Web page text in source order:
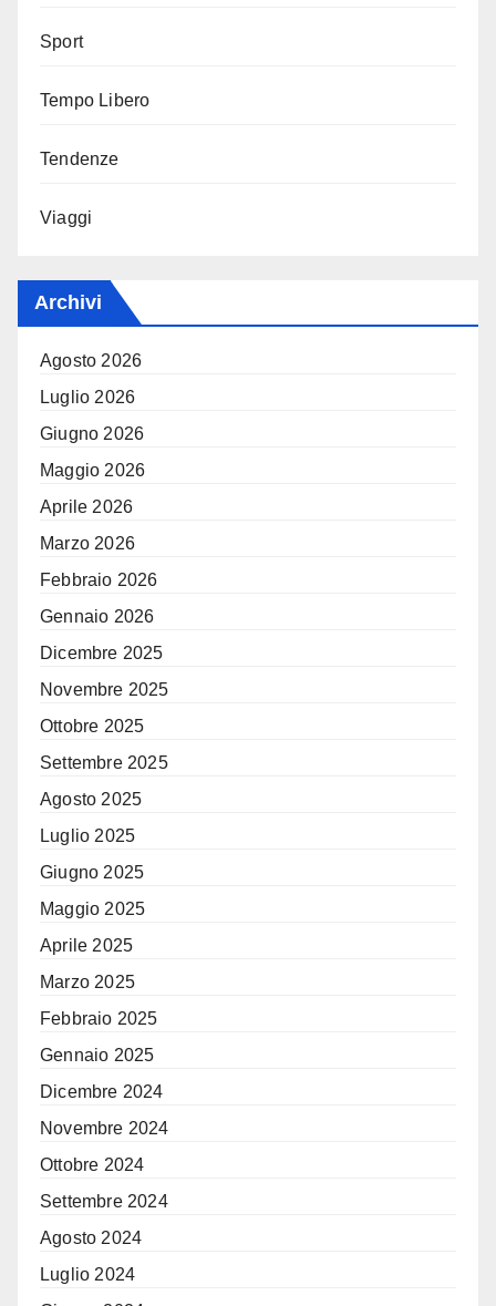
Sport
Tempo Libero
Tendenze
Viaggi
Archivi
Agosto 2026
Luglio 2026
Giugno 2026
Maggio 2026
Aprile 2026
Marzo 2026
Febbraio 2026
Gennaio 2026
Dicembre 2025
Novembre 2025
Ottobre 2025
Settembre 2025
Agosto 2025
Luglio 2025
Giugno 2025
Maggio 2025
Aprile 2025
Marzo 2025
Febbraio 2025
Gennaio 2025
Dicembre 2024
Novembre 2024
Ottobre 2024
Settembre 2024
Agosto 2024
Luglio 2024